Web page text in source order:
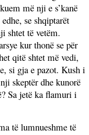
më nji e s’kanë
se shqiptarët
shtet të vetëm.
kur thonë se për
qitë shtet më vedi,
si gja e pazot. Kush i
skeptër dhe kunorë
Sa jetë ka flamuri i
të lumnueshme të